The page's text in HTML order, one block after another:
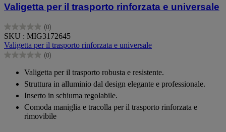
Valigetta per il trasporto rinforzata e universale
(0)
0.0
su
5
stelle.
SKU : MIG3172645
Valigetta per il trasporto rinforzata e universale
(0)
0.0
stelle.
Valigetta per il trasporto robusta e resistente.
Struttura in alluminio dal design elegante e professionale.
Inserto in schiuma regolabile.
Comoda maniglia e tracolla per il trasporto rinforzata e
rimovibile